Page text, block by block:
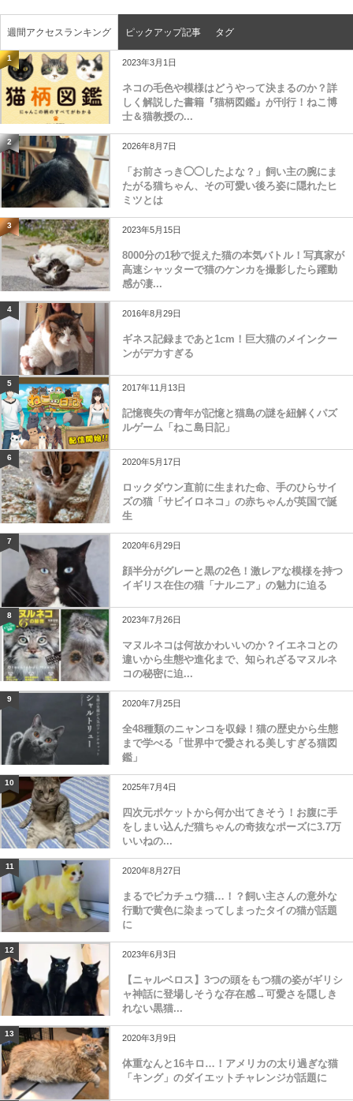
週間アクセスランキング ピックアップ記事 タグ
1 2023年3月1日
ネコの毛色や模様はどうやって決まるのか？詳
しく解説した書籍『猫柄図鑑』が刊行！ねこ博
士＆猫教授の...
2 2026年8月7日
「お前さっき◯◯したよな？」飼い主の腕にま
たがる猫ちゃん、その可愛い後ろ姿に隠れたヒ
ミツとは
3 2023年5月15日
8000分の1秒で捉えた猫の本気バトル！写真家が
高速シャッターで猫のケンカを撮影したら躍動
感が凄...
4 2016年8月29日
ギネス記録まであと1cm！巨大猫のメインクー
ンがデカすぎる
5 2017年11月13日
記憶喪失の青年が記憶と猫島の謎を紐解くパズ
ルゲーム「ねこ島日記」
6 2020年5月17日
ロックダウン直前に生まれた命、手のひらサイ
ズの猫「サビイロネコ」の赤ちゃんが英国で誕
生
7 2020年6月29日
顔半分がグレーと黒の2色！激レアな模様を持つ
イギリス在住の猫「ナルニア」の魅力に迫る
8 2023年7月26日
マヌルネコは何故かわいいのか？イエネコとの
違いから生態や進化まで、知られざるマヌルネ
コの秘密に迫...
9 2020年7月25日
全48種類のニャンコを収録！猫の歴史から生態
まで学べる「世界中で愛される美しすぎる猫図
鑑」
10 2025年7月4日
四次元ポケットから何か出てきそう！お腹に手
をしまい込んだ猫ちゃんの奇抜なポーズに3.7万
いいねの...
11 2020年8月27日
まるでピカチュウ猫…！？飼い主さんの意外な
行動で黄色に染まってしまったタイの猫が話題
に
12 2023年6月3日
【ニャルベロス】3つの頭をもつ猫の姿がギリシ
ャ神話に登場しそうな存在感→可愛さを隠しき
れない黒猫...
13 2020年3月9日
体重なんと16キロ…！アメリカの太り過ぎな猫
「キング」のダイエットチャレンジが話題に